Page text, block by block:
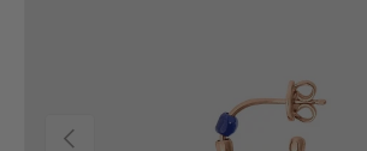
PREVIOUS